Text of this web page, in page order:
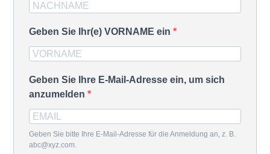
Geben Sie Ihr(e) VORNAME ein
Geben Sie Ihre E-Mail-Adresse ein, um sich
anzumelden
Geben Sie bitte Ihre E-Mail-Adresse für die Anmeldung an, z. B.
abc@xyz.com.